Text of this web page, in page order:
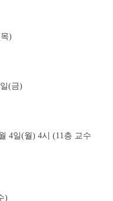
)
(금)
4일(월) 4시 (11층 교수
)